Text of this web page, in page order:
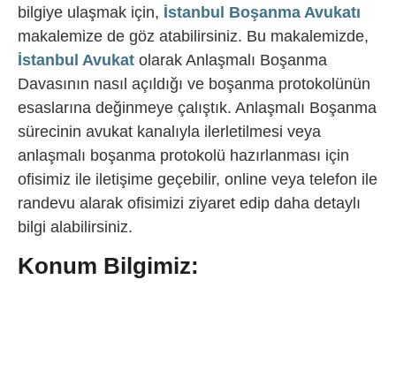
bilgiye ulaşmak için, İstanbul Boşanma Avukatı
makalemize de göz atabilirsiniz. Bu makalemizde,
İstanbul Avukat olarak Anlaşmalı Boşanma
Davasının nasıl açıldığı ve boşanma protokolünün
esaslarına değinmeye çalıştık. Anlaşmalı Boşanma
sürecinin avukat kanalıyla ilerletilmesi veya
anlaşmalı boşanma protokolü hazırlanması için
ofisimiz ile iletişime geçebilir, online veya telefon ile
randevu alarak ofisimizi ziyaret edip daha detaylı
bilgi alabilirsiniz.
Konum Bilgimiz: